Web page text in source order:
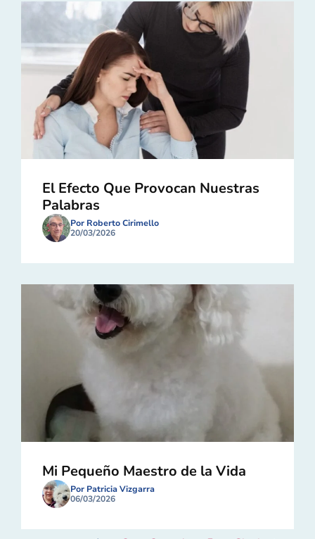
El Efecto Que Provocan Nuestras
Palabras
Por Roberto Cirimello
20/03/2026
Mi Pequeño Maestro de la Vida
Por Patricia Vizgarra
06/03/2026